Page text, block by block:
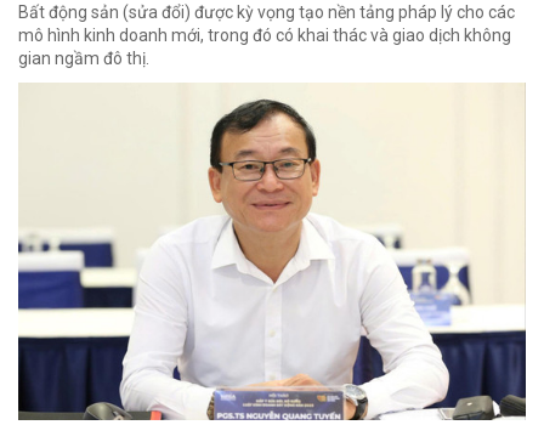
Bất động sản (sửa đổi) được kỳ vọng tạo nền tảng pháp lý cho các
mô hình kinh doanh mới, trong đó có khai thác và giao dịch không
gian ngầm đô thị.